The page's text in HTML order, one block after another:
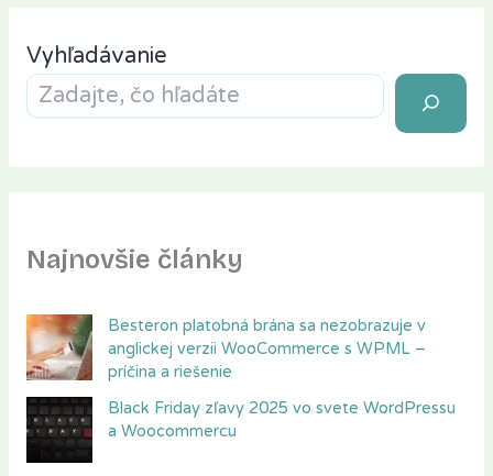
Vyhľadávanie
Najnovšie články
Besteron platobná brána sa nezobrazuje v
anglickej verzii WooCommerce s WPML –
príčina a riešenie
Black Friday zľavy 2025 vo svete WordPressu
a Woocommercu